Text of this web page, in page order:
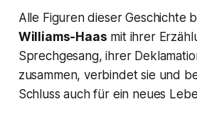
Alle Figuren dieser Geschichte
Williams-Haas mit ihrer
Sprechgesang, ihrer
zusammen, verbindet sie und
Schluss auch für ein neues